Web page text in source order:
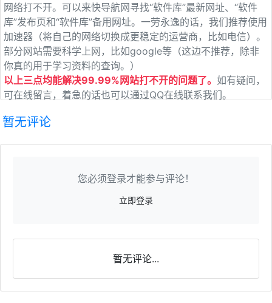
加速器（将自己的网络切换成更稳定的运营商，比如电信）。
部分网站需要科学上网，比如google等（这边不推荐，除非
你真的用于学习资料的查询。）
以上三点均能解决99.99%网站打不开的问题了。如有疑问，
可在线留言，着急的话也可以通过QQ在线联系我们。
暂无评论